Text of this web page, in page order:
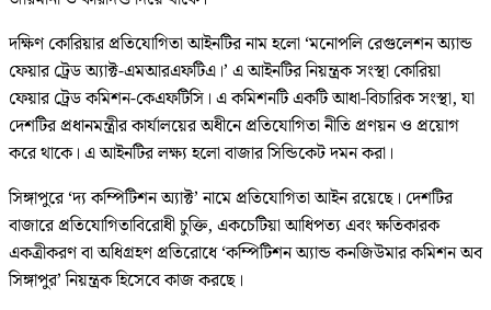
দক্ষিণ কোরিয়ার প্রতিযোগিতা আইনটির নাম হলো ‘মনোপলি রেগুলেশন অ্যান্ড
ফেয়ার ট্রেড অ্যাক্ট-এমআরএফটিএ।’ এ আইনটির নিয়ন্ত্রক সংস্থা কোরিয়া
ফেয়ার ট্রেড কমিশন-কেএফটিসি। এ কমিশনটি একটি আধা-বিচারিক সংস্থা, যা
দেশটির প্রধানমন্ত্রীর কার্যালয়ের অধীনে প্রতিযোগিতা নীতি প্রণয়ন ও প্রয়োগ
করে থাকে। এ আইনটির লক্ষ্য হলো বাজার সিন্ডিকেট দমন করা।
সিঙ্গাপুরে ‘দ্য কম্পিটিশন অ্যাক্ট’ নামে প্রতিযোগিতা আইন রয়েছে। দেশটির
বাজারে প্রতিযোগিতাবিরোধী চুক্তি, একচেটিয়া আধিপত্য এবং ক্ষতিকারক
একত্রীকরণ বা অধিগ্রহণ প্রতিরোধে ‘কম্পিটিশন অ্যান্ড কনজিউমার কমিশন অব
সিঙ্গাপুর’ নিয়ন্ত্রক হিসেবে কাজ করছে।